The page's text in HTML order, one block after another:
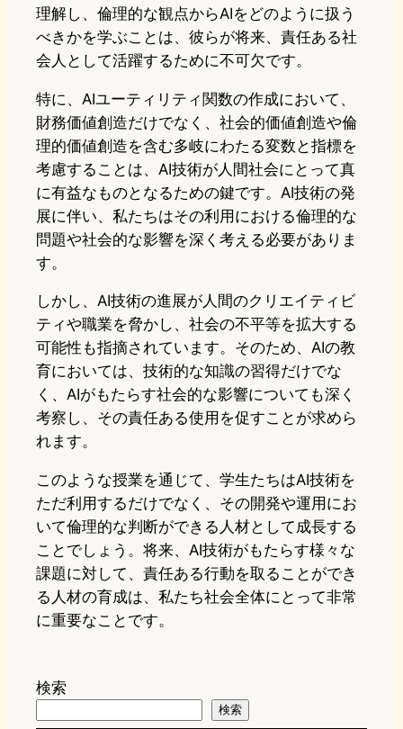
理解し、倫理的な観点からAIをどのように扱う
べきかを学ぶことは、彼らが将来、責任ある社
会人として活躍するために不可欠です。
特に、AIユーティリティ関数の作成において、
財務価値創造だけでなく、社会的価値創造や倫
理的価値創造を含む多岐にわたる変数と指標を
考慮することは、AI技術が人間社会にとって真
に有益なものとなるための鍵です。AI技術の発
展に伴い、私たちはその利用における倫理的な
問題や社会的な影響を深く考える必要がありま
す。
しかし、AI技術の進展が人間のクリエイティビ
ティや職業を脅かし、社会の不平等を拡大する
可能性も指摘されています。そのため、AIの教
育においては、技術的な知識の習得だけでな
く、AIがもたらす社会的な影響についても深く
考察し、その責任ある使用を促すことが求めら
れます。
このような授業を通じて、学生たちはAI技術を
ただ利用するだけでなく、その開発や運用にお
いて倫理的な判断ができる人材として成長する
ことでしょう。将来、AI技術がもたらす様々な
課題に対して、責任ある行動を取ることができ
る人材の育成は、私たち社会全体にとって非常
に重要なことです。
検索
検索